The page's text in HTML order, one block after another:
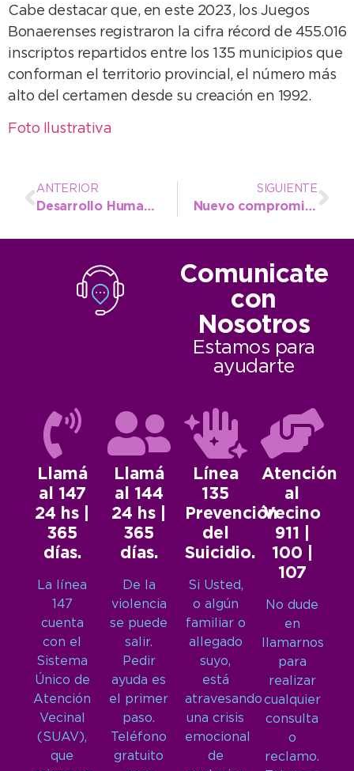
Cabe destacar que, en este 2023, los Juegos
Bonaerenses registraron la cifra récord de 455.016
inscriptos repartidos entre los 135 municipios que
conforman el territorio provincial, el número más
alto del certamen desde su creación en 1992.
Foto Ilustrativa
ANTERIOR
Desarrollo Humano retoma las charlas “Concientizar” en las escuelas
SIGUIENTE
Nuevo compromiso con pruebas de pista y campo para los atletas de la Escuela Municipal
Comunicate
con
Nosotros
Estamos para
ayudarte
Llamá
al 147
24 hs |
365
días.
La línea
147
cuenta
con el
Sistema
Único de
Atención
Vecinal
(SUAV),
que
Llamá
al 144
24 hs |
365
días.
De la
violencia
se puede
salir.
Pedir
ayuda es
el primer
paso.
Teléfono
gratuito
Línea
135
Prevención
del
Suicidio.
Si Usted,
o algún
familiar o
allegado
suyo,
está
atravesando
una crisis
emocional
de
Atención
al
Vecino
911 |
100 |
107
No dude
en
llamarnos
para
realizar
cualquier
consulta
o
reclamo.